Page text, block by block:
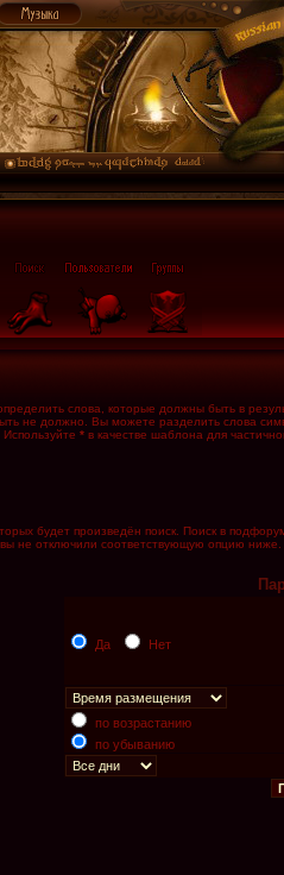
слова, которые должны быть в
не должно. Вы можете разделить слова
* в качестве шаблона для
будет произведён поиск. Поиск в
не отключили соответствующую опцию ниже.
Да Нет
по возрастанию
по убыванию